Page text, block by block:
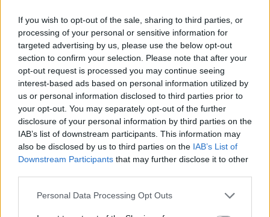
If you wish to opt-out of the sale, sharing to third parties, or
processing of your personal or sensitive information for
targeted advertising by us, please use the below opt-out
section to confirm your selection. Please note that after your
opt-out request is processed you may continue seeing
interest-based ads based on personal information utilized by
us or personal information disclosed to third parties prior to
your opt-out. You may separately opt-out of the further
disclosure of your personal information by third parties on the
IAB’s list of downstream participants. This information may
also be disclosed by us to third parties on the IAB’s List of
Downstream Participants that may further disclose it to other
Personal Data Processing Opt Outs
A rovat további cikkei